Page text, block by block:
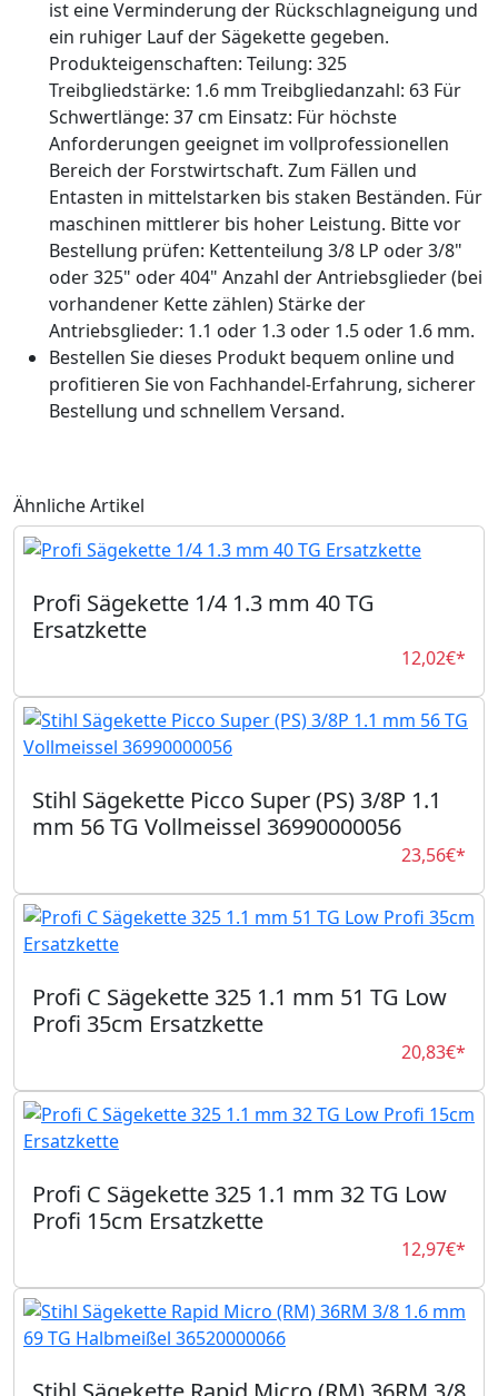
ist eine Verminderung der Rückschlagneigung und
ein ruhiger Lauf der Sägekette gegeben.
Produkteigenschaften: Teilung: 325
Treibgliedstärke: 1.6 mm Treibgliedanzahl: 63 Für
Schwertlänge: 37 cm Einsatz: Für höchste
Anforderungen geeignet im vollprofessionellen
Bereich der Forstwirtschaft. Zum Fällen und
Entasten in mittelstarken bis staken Beständen. Für
maschinen mittlerer bis hoher Leistung. Bitte vor
Bestellung prüfen: Kettenteilung 3/8 LP oder 3/8"
oder 325" oder 404" Anzahl der Antriebsglieder (bei
vorhandener Kette zählen) Stärke der
Antriebsglieder: 1.1 oder 1.3 oder 1.5 oder 1.6 mm.
Bestellen Sie dieses Produkt bequem online und
profitieren Sie von Fachhandel-Erfahrung, sicherer
Bestellung und schnellem Versand.
Ähnliche Artikel
Profi Sägekette 1/4 1.3 mm 40 TG
Ersatzkette
12,02€*
Stihl Sägekette Picco Super (PS) 3/8P 1.1
mm 56 TG Vollmeissel 36990000056
23,56€*
Profi C Sägekette 325 1.1 mm 51 TG Low
Profi 35cm Ersatzkette
20,83€*
Profi C Sägekette 325 1.1 mm 32 TG Low
Profi 15cm Ersatzkette
12,97€*